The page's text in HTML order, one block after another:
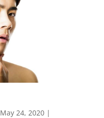
May 24, 2020|